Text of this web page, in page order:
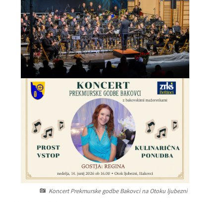
Koncert Prekmurske godbe Bakovci na Otoku ljubezni
Varstvo osebnih podatkov
Informacije javnega značaja
Občinski časopis "Mali Rijtar"
Občinski predpisi
Galerija slik
Prostorski akti
Druge koristne povezave